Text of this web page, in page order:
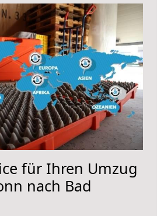
für Ihren Umzug
nach Bad